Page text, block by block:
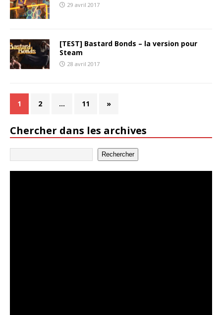
29 avril 2017
[TEST] Bastard Bonds – la version pour
Steam
28 avril 2017
1 2 … 11 »
Chercher dans les archives
Rechercher